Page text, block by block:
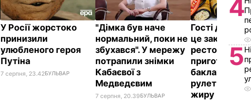
У Росії жорстоко
принизили
улюбленого героя
Путіна
7 серпня, 23.42БУЛЬВАР
"Дімка був наче
нормальний, поки не
збухався". У мережу
потрапили знімки
Кабаєвої з
Медведєвим
7 серпня, 20.39БУЛЬВАР
Гості
це закуска з
ресторану.
приготувати
баклажанні
рулетики без
жиру
4
5